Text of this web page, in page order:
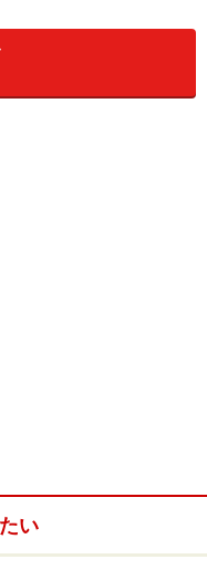
とごま油の香りがよ
り。また、入ってい
楽しめます。保存は
い